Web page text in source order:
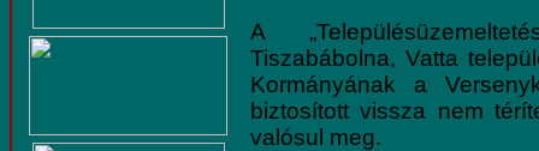
A
Tiszabábolna, Vatta
Kormányának a
biztosított vissza nem
valósul meg.